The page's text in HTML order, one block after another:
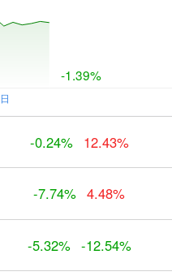
-1.39%
-0.24% 12.43%
-7.74% 4.48%
-5.32% -12.54%